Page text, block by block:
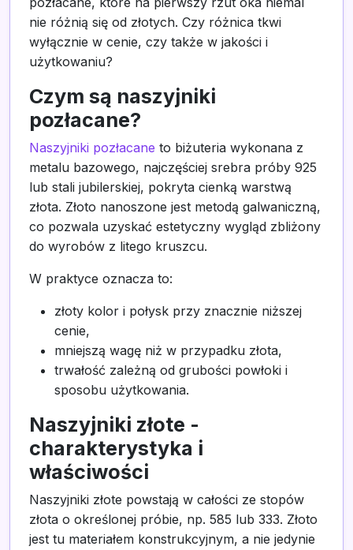
nie różnią się od złotych. Czy różnica tkwi
wyłącznie w cenie, czy także w jakości i
użytkowaniu?
Czym są naszyjniki
pozłacane?
Naszyjniki pozłacane to biżuteria wykonana z
metalu bazowego, najczęściej srebra próby 925
lub stali jubilerskiej, pokryta cienką warstwą
złota. Złoto nanoszone jest metodą galwaniczną,
co pozwala uzyskać estetyczny wygląd zbliżony
do wyrobów z litego kruszcu.
W praktyce oznacza to:
złoty kolor i połysk przy znacznie niższej
cenie,
mniejszą wagę niż w przypadku złota,
trwałość zależną od grubości powłoki i
sposobu użytkowania.
Naszyjniki złote -
charakterystyka i
właściwości
Naszyjniki złote powstają w całości ze stopów
złota o określonej próbie, np. 585 lub 333. Złoto
jest tu materiałem konstrukcyjnym, a nie jedynie